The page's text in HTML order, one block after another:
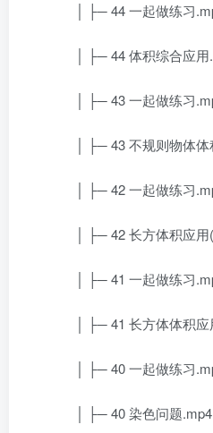
│ ├─ 44 一起做练习
│ ├─ 44 体积综合应用
│ ├─ 43 一起做练习
│ ├─ 43 不规则物体体
│ ├─ 42 一起做练习
│ ├─ 42 长方体积应用
│ ├─ 41 一起做练习
│ ├─ 41 长方体体积应
│ ├─ 40 一起做练习
│ ├─ 40 染色问题.mp4